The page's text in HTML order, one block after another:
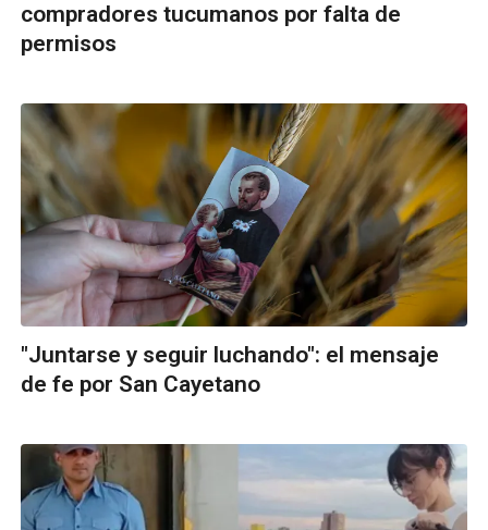
compradores tucumanos por falta de
permisos
"Juntarse y seguir luchando": el mensaje
de fe por San Cayetano